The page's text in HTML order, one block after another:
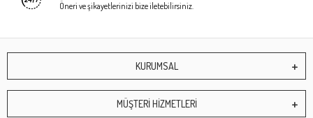
Öneri ve şikayetlerinizi bize iletebilirsiniz.
KURUMSAL
MÜŞTERİ HİZMETLERİ